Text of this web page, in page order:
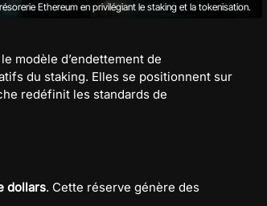
Ethereum en privilégiant le staking et la tokenisation.
modèle d’endettement de
du staking. Elles se positionnent sur
redéfinit les standards de
dollars. Cette réserve génère des